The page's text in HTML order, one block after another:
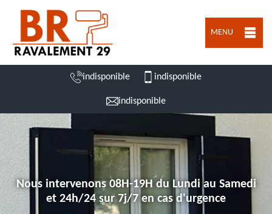
MENU
indisponible indisponible
indisponible
Nous intervenons 08H-19H du Lundi au Samedi
et 24h/24 sur 7j/7 en cas d'urgence